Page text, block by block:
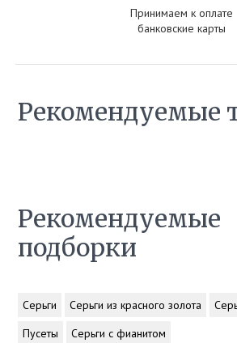
Принимаем к оплате
банковские карты
Рекомендуемые
Рекомендуемые
подборки
Серьги Серьги из красного золота
Пусеты
Серьги с фианитом